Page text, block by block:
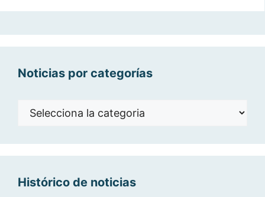
Noticias por categorías
Noticias
Histórico de noticias